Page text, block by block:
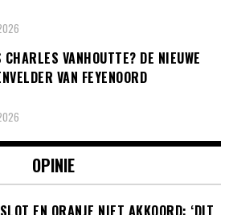
VANHOUTTE? DE NIEUWE
VAN FEYENOORD
OPINIE